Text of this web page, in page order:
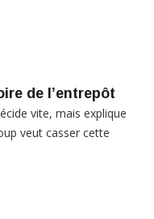
de l’entrepôt
vite, mais explique
veut casser cette